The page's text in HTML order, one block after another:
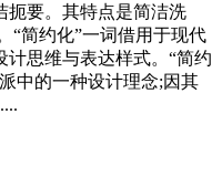
扼要。其特点是简洁洗
“简约化”一词借用于现代
思维与表达样式。“简约
中的一种设计理念;因其